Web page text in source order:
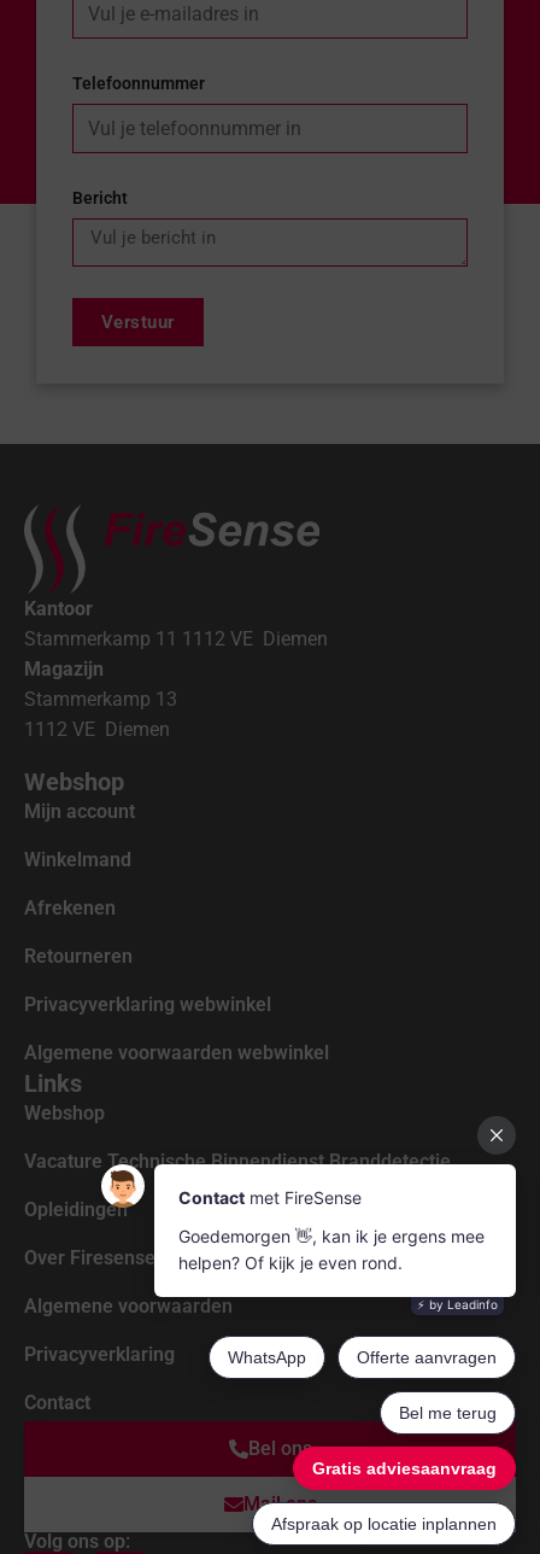
Telefoonnummer
Bericht
Verstuur
Kantoor
Stammerkamp 11 1112 VE Diemen
Magazijn
Stammerkamp 13
1112 VE Diemen
Webshop
Mijn account
Winkelmand
Afrekenen
Retourneren
Privacyverklaring webwinkel
Algemene voorwaarden webwinkel
Links
Webshop
Vacature Technische Binnendienst Branddetectie
Opleidingen
Over Firesense
Algemene voorwaarden
Privacyverklaring
Contact
Bel ons
Mail ons
Volg ons op: